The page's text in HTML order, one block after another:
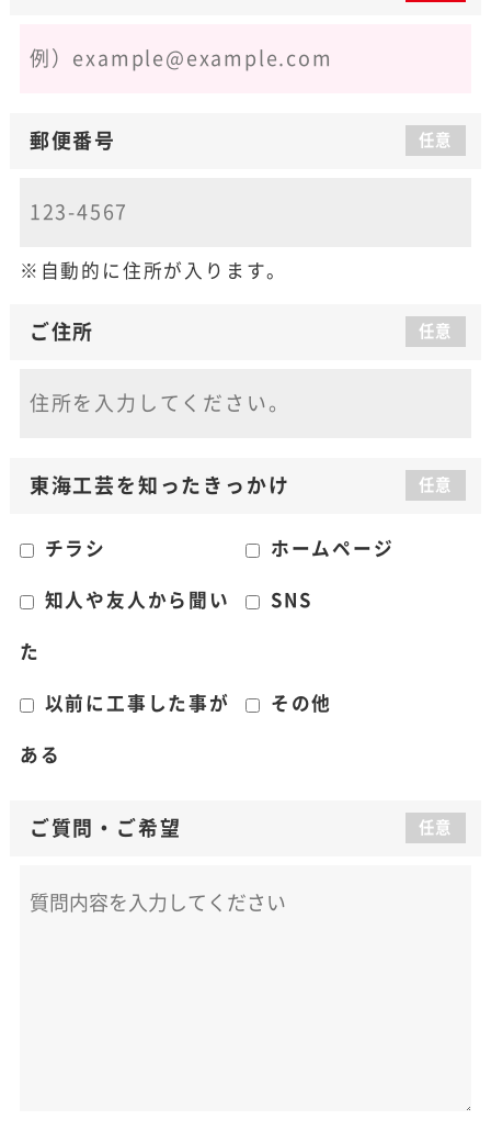
郵便番号 任意
自動的に住所が入ります。
ご住所 任意
東海工芸を知った きっかけ 任意
チラシ ホームページ
知人や友人から聞い
た
SNS
以前に工事した事が
ある
その他
ご質問 ・ ご希望 任意